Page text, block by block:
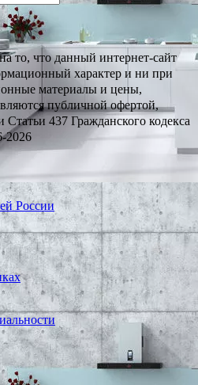
то, что данный интернет-сайт
характер и ни при
материалы и цены,
публичной офертой,
437 Гражданского кодекса
2026
России